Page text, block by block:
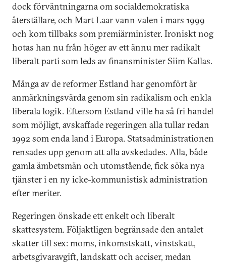
dock förväntningarna om socialdemokratiska
återställare, och Mart Laar vann valen i mars 1999
och kom tillbaks som premiärminister. Ironiskt nog
hotas han nu från höger av ett ännu mer radikalt
liberalt parti som leds av finansminister Siim Kallas.
Många av de reformer Estland har genomfört är
anmärkningsvärda genom sin radikalism och enkla
liberala logik. Eftersom Estland ville ha så fri handel
som möjligt, avskaffade regeringen alla tullar redan
1992 som enda land i Europa. Statsadministrationen
rensades upp genom att alla avskedades. Alla, både
gamla ämbetsmän och utomstående, fick söka nya
tjänster i en ny icke-kommunistisk administration
efter meriter.
Regeringen önskade ett enkelt och liberalt
skattesystem. Följaktligen begränsade den antalet
skatter till sex: moms, inkomstskatt, vinstskatt,
arbetsgivaravgift, landskatt och acciser, medan